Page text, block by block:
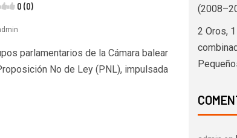
0 (0)
parlamentarios de la Cámara balear
No de Ley (PNL), impulsada
2 Oros,